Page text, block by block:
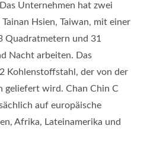
Unternehmen hat zwei
Hsien, Taiwan, mit einer
Quadratmetern und 31
Nacht arbeiten. Das
Kohlenstoffstahl, der von der
geliefert wird. Chan Chin C
auf europäische
Afrika, Lateinamerika und